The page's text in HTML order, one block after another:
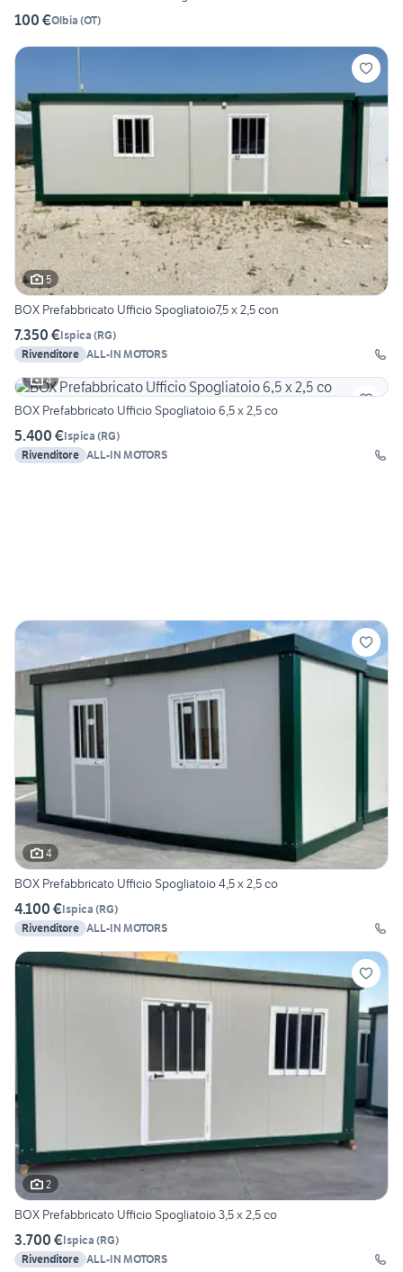
100 €Olbia (OT)
5
BOX Prefabbricato Ufficio Spogliatoio7,5 x 2,5 con
7.350 €Ispica (RG)
Rivenditore ALL-IN MOTORS
4
BOX Prefabbricato Ufficio Spogliatoio 6,5 x 2,5 co
5.400 €Ispica (RG)
Rivenditore ALL-IN MOTORS
4
BOX Prefabbricato Ufficio Spogliatoio 4,5 x 2,5 co
4.100 €Ispica (RG)
Rivenditore ALL-IN MOTORS
2
BOX Prefabbricato Ufficio Spogliatoio 3,5 x 2,5 co
3.700 €Ispica (RG)
Rivenditore ALL-IN MOTORS